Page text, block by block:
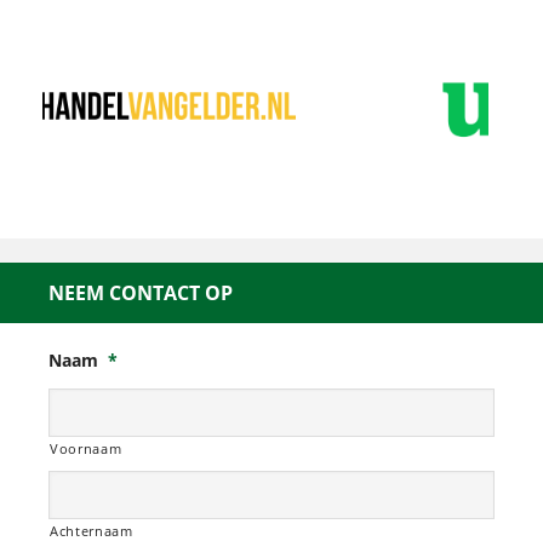
NEEM CONTACT OP
Naam *
Voornaam
Achternaam